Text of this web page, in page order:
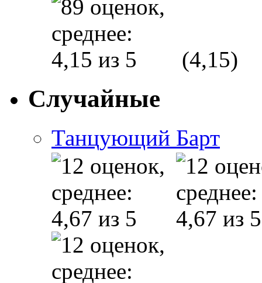
(4,15)
Случайные
Танцующий Барт